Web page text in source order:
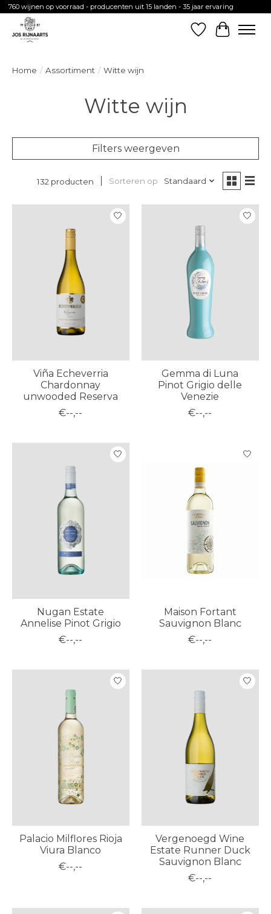
760 wijnen op voorraad - producenten uit 15 landen - 35 jaar ervaring
Verlanglijst
Home / Assortiment / Witte wijn
Witte wijn
Filters weergeven
132 producten Sorteren op Standaard
Viña Echeverria
Chardonnay
unwooded Reserva
€--,--
Gemma di Luna
Pinot Grigio delle
Venezie
€--,--
Nugan Estate
Annelise Pinot Grigio
€--,--
Maison Fortant
Sauvignon Blanc
€--,--
Palacio Milflores Rioja
Viura Blanco
€--,--
Vergenoegd Wine
Estate Runner Duck
Sauvignon Blanc
€--,--